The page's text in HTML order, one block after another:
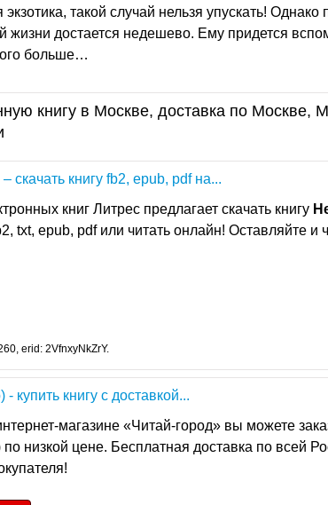
такой случай нельзя упускать!
жизни достается недешево. Ему придется
больше…
книгу в Москве, доставка по Москве,
скачать книгу fb2, epub, pdf на...
книг Литрес предлагает скачать книгу
txt, epub, pdf или читать онлайн! Оставляйте и
erid: 2VfnxyNkZrY.
купить книгу с доставкой...
магазине «Читай-город» вы можете
по низкой цене. Бесплатная доставка по всей